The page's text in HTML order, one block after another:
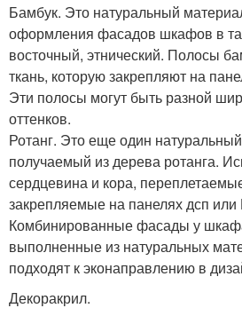
Бамбук. Это натуральный
оформления фасадов шкафов в
восточный, этнический. Полосы
ткань, которую закрепляют на
Эти полосы могут быть разной
оттенков.
Ротанг. Это еще один
получаемый из дерева ротанга.
сердцевина и кора,
закрепляемые на панелях дсп
Комбинированные фасады у
выполненные из натуральных
подходят к эконаправлению в
Декоракрил.